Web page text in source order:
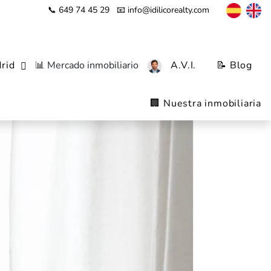
📞 649 74 45 29 📧 info@idilicorealty.com
📊 Mercado inmobiliario A.V.I. 📝 Blog
🏢 Nuestra inmobiliaria